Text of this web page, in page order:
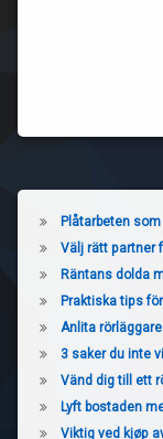
Plåtarbeten
Välj rätt partner
Räntans dolda
Praktiska tips
Anlita
3 saker du inte
Vänd dig till ett
Lyft bostaden
Viktig ved kjøp